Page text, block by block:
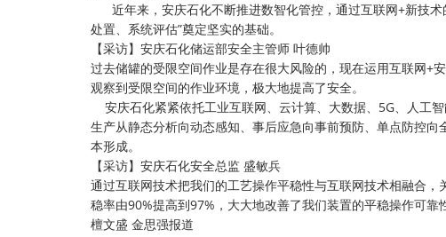
近年来，安庆石化不断推进数智化管控，通过互联网+新技术
处置、系统评估”奠定坚实的基础。
【采访】安庆石化储运部安全主管师 叶德帅
过去储罐的受限空间作业是存在很大风险的，现在运用互联网+
观察到受限空间的作业环境，极大地提高了安全。
安庆石化紧紧依托工业互联网、云计算、大数据、5G、人工
生产从静态分析向动态感知、事后应急向事前预防、单点防控
本形成。
【采访】安庆石化安全总监 盛敏兵
通过互联网技术把我们的工艺操作平稳性与互联网技术相融合
稳率由90%提高到97%，大大地改善了我们装置的平稳操作可靠
檀文盛 金思强报道